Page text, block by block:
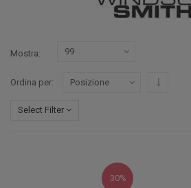
Mostra
Ordina per
Select Filter
30%